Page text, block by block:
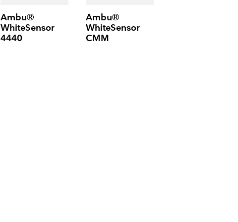
Ambu®
WhiteSensor
4440
Ambu®
WhiteSensor
CMM